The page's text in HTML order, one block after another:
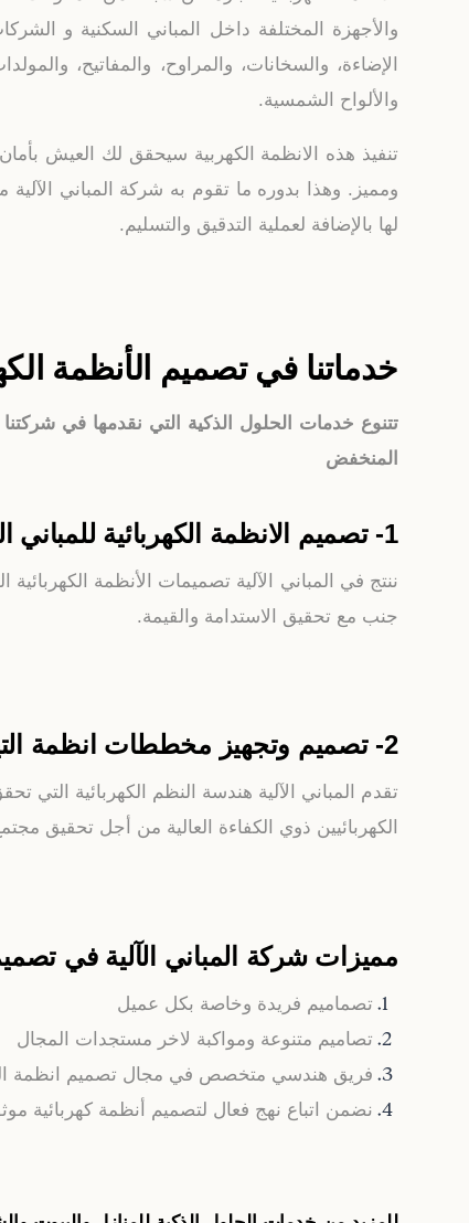
والأجهزة المختلفة داخل المباني السكنية و
الإضاءة، والسخانات، والمراوح، والمفاتيح،
والألواح الشمسية.
تنفيذ هذه الانظمة الكهربية سيحقق لك العيش
ومميز. وهذا بدوره ما تقوم به شركة المباني
لها بالإضافة لعملية التدقيق والتسليم.
خدماتنا في تصميم الأنظمة
تتنوع خدمات الحلول الذكية التي نقدمها في
المنخفض
1- تصميم الانظمة الكهربائية للمباني الذكية :
ننتج في المباني الآلية تصميمات الأنظمة الكهربائية
جنب مع تحقيق الاستدامة والقيمة.
2- تصميم وتجهيز مخططات انظمة التيار المنخفض :
تقدم المباني الآلية هندسة النظم الكهربائية
الكهربائيين ذوي الكفاءة العالية من أجل تحقيق
مميزات شركة المباني الآلية في
تصماميم فريدة وخاصة بكل عميل
تصاميم متنوعة ومواكبة لاخر مستجدات المجال
فريق هندسي متخصص في مجال تصميم انظمة
نضمن اتباع نهج فعال لتصميم أنظمة كهربائية